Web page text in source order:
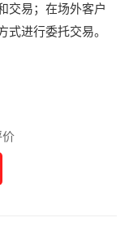
交易；在场外客户
进行委托交易。